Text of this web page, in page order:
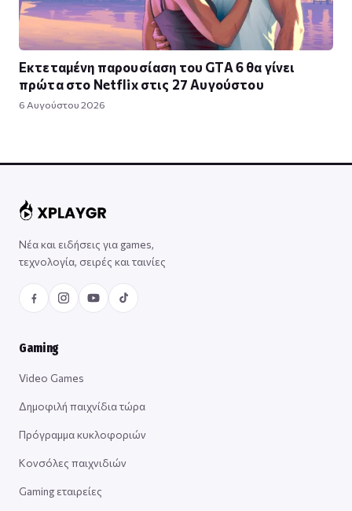
Εκτεταμένη παρουσίαση του GTA 6 θα γίνει
πρώτα στο Netflix στις 27 Αυγούστου
6 Αυγούστου 2026
Νέα και ειδήσεις για games,
τεχνολογία, σειρές και ταινίες
Gaming
Video Games
Δημοφιλή παιχνίδια τώρα
Πρόγραμμα κυκλοφοριών
Κονσόλες παιχνιδιών
Gaming εταιρείες